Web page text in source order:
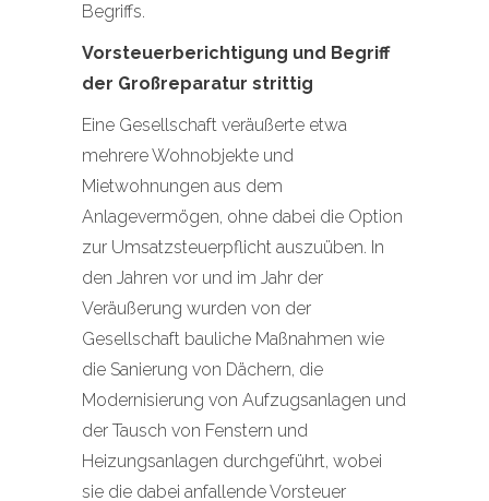
Begriffs.
Vorsteuerberichtigung und Begriff
der Großreparatur strittig
Eine Gesellschaft veräußerte etwa
mehrere Wohnobjekte und
Mietwohnungen aus dem
Anlagevermögen, ohne dabei die Option
zur Umsatzsteuerpflicht auszuüben. In
den Jahren vor und im Jahr der
Veräußerung wurden von der
Gesellschaft bauliche Maßnahmen wie
die Sanierung von Dächern, die
Modernisierung von Aufzugsanlagen und
der Tausch von Fenstern und
Heizungsanlagen durchgeführt, wobei
sie die dabei anfallende Vorsteuer